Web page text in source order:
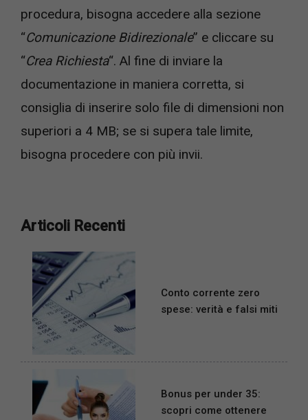
procedura, bisogna accedere alla sezione
“Comunicazione Bidirezionale” e cliccare su
“Crea Richiesta“. Al fine di inviare la
documentazione in maniera corretta, si
consiglia di inserire solo file di dimensioni non
superiori a 4 MB; se si supera tale limite,
bisogna procedere con più invii.
Articoli Recenti
Conto corrente zero
spese: verità e falsi miti
Bonus per under 35:
scopri come ottenere